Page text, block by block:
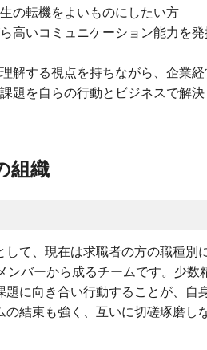
の転機をよいものにしたい方
高いコミュニケーション能力を
解する視点を持ちながら、企業
題を自らの行動とビジネスで解
組織
て、現在は求職者の方の職種別
ンバーから成るチームです。少数
題に向き合い行動することが、自
の結束も強く、互いに切磋琢磨し